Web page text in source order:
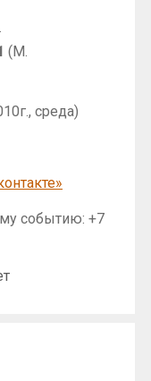
(М.
среда)
событию: +7